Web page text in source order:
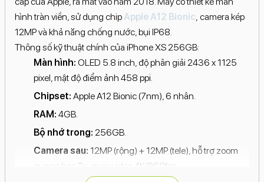
hình tràn viền, sử dụng chip Apple A12 Bionic , camera kép
12MP và khả năng chống nước, bụi IP68.
Thông số kỹ thuật chính của iPhone XS 256GB:
Màn hình: OLED 5.8 inch, độ phân giải 2436 x 1125
pixel, mật độ điểm ảnh 458 ppi.
Chipset: Apple A12 Bionic (7nm), 6 nhân.
RAM: 4GB.
Bộ nhớ trong: 256GB.
Camera sau: 12MP (rộng) + 12MP (tele), hỗ trợ zoom
quang học 2x, quay video 4K@60fps.